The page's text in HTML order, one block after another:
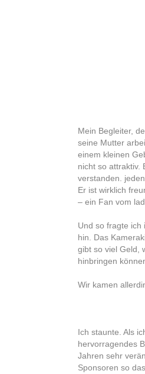
Mein Begleiter,
seine Mutter
einem kleinen
nicht so attraktiv.
verstanden.
Er ist wirklich
– ein Fan vom
Und so fragte ich
hin. Das
gibt so viel Geld,
hinbringen
Wir kamen
Ich staunte. Als
hervorragendes
Jahren sehr
Sponsoren so